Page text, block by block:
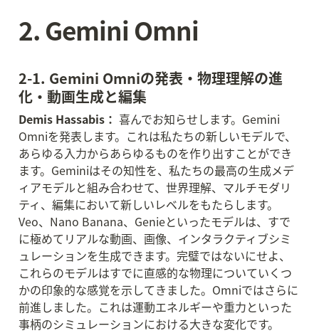
2. Gemini Omni
2-1. Gemini Omniの発表・物理理解の進
化・動画生成と編集
Demis Hassabis： 喜んでお知らせします。Gemini
Omniを発表します。これは私たちの新しいモデルで、
あらゆる入力からあらゆるものを作り出すことができ
ます。Geminiはその知性を、私たちの最高の生成メデ
ィアモデルと組み合わせて、世界理解、マルチモダリ
ティ、編集において新しいレベルをもたらします。
Veo、Nano Banana、Genieといったモデルは、すで
に極めてリアルな動画、画像、インタラクティブシミ
ュレーションを生成できます。完璧ではないにせよ、
これらのモデルはすでに直感的な物理についていくつ
かの印象的な感覚を示してきました。Omniではさらに
前進しました。これは運動エネルギーや重力といった
事柄のシミュレーションにおける大きな変化です。